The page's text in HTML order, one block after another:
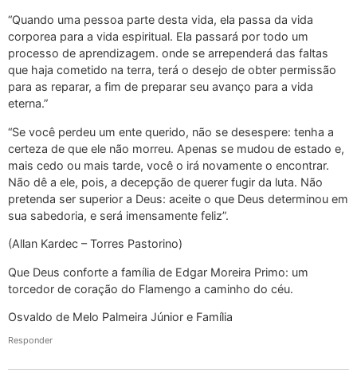
“Quando uma pessoa parte desta vida, ela passa da vida
corporea para a vida espiritual. Ela passará por todo um
processo de aprendizagem. onde se arrependerá das faltas
que haja cometido na terra, terá o desejo de obter permissão
para as reparar, a fim de preparar seu avanço para a vida
eterna.”
“Se você perdeu um ente querido, não se desespere: tenha a
certeza de que ele não morreu. Apenas se mudou de estado e,
mais cedo ou mais tarde, você o irá novamente o encontrar.
Não dê a ele, pois, a decepção de querer fugir da luta. Não
pretenda ser superior a Deus: aceite o que Deus determinou em
sua sabedoria, e será imensamente feliz”.
(Allan Kardec – Torres Pastorino)
Que Deus conforte a família de Edgar Moreira Primo: um
torcedor de coração do Flamengo a caminho do céu.
Osvaldo de Melo Palmeira Júnior e Família
Responder